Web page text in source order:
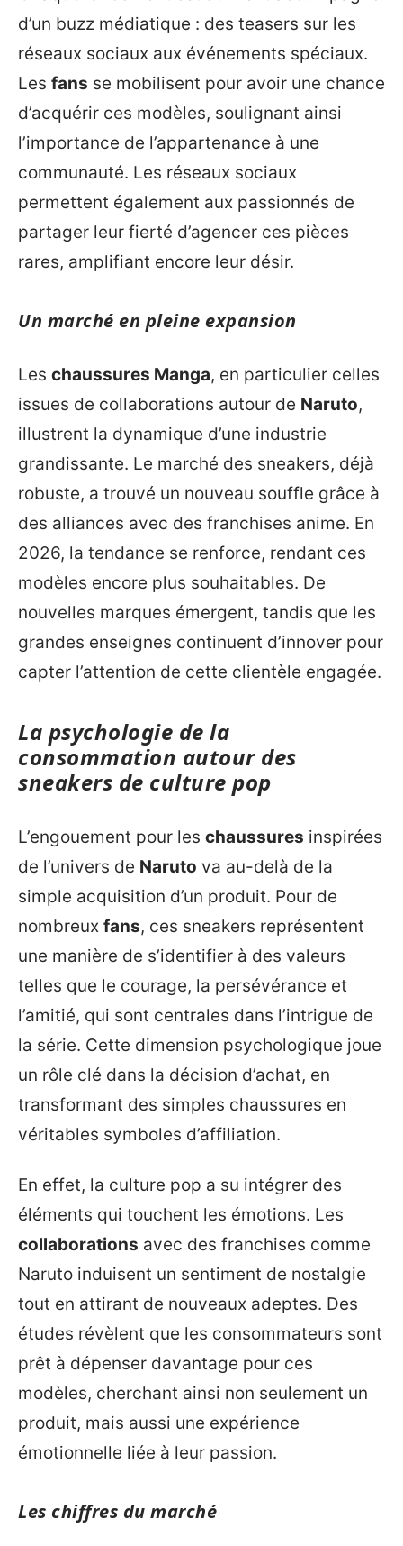
d’un buzz médiatique : des teasers sur les
réseaux sociaux aux événements spéciaux.
Les fans se mobilisent pour avoir une chance
d’acquérir ces modèles, soulignant ainsi
l’importance de l’appartenance à une
communauté. Les réseaux sociaux
permettent également aux passionnés de
partager leur fierté d’agencer ces pièces
rares, amplifiant encore leur désir.
Un marché en pleine expansion
Les chaussures Manga, en particulier celles
issues de collaborations autour de Naruto,
illustrent la dynamique d’une industrie
grandissante. Le marché des sneakers, déjà
robuste, a trouvé un nouveau souffle grâce à
des alliances avec des franchises anime. En
2026, la tendance se renforce, rendant ces
modèles encore plus souhaitables. De
nouvelles marques émergent, tandis que les
grandes enseignes continuent d’innover pour
capter l’attention de cette clientèle engagée.
La psychologie de la
consommation autour des
sneakers de culture pop
L’engouement pour les chaussures inspirées
de l’univers de Naruto va au-delà de la
simple acquisition d’un produit. Pour de
nombreux fans, ces sneakers représentent
une manière de s’identifier à des valeurs
telles que le courage, la persévérance et
l’amitié, qui sont centrales dans l’intrigue de
la série. Cette dimension psychologique joue
un rôle clé dans la décision d’achat, en
transformant des simples chaussures en
véritables symboles d’affiliation.
En effet, la culture pop a su intégrer des
éléments qui touchent les émotions. Les
collaborations avec des franchises comme
Naruto induisent un sentiment de nostalgie
tout en attirant de nouveaux adeptes. Des
études révèlent que les consommateurs sont
prêt à dépenser davantage pour ces
modèles, cherchant ainsi non seulement un
produit, mais aussi une expérience
émotionnelle liée à leur passion.
Les chiffres du marché